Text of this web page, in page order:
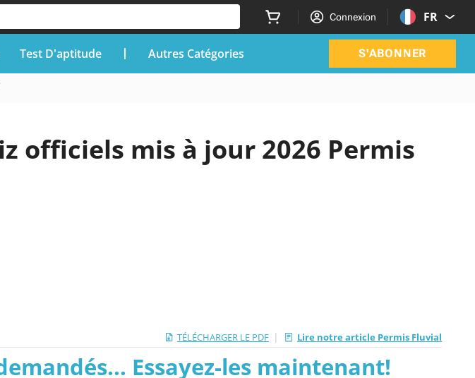
Connexion FR
Test D'aptitude Autres Catégories S'ABONNER
officiels mis à jour 2026 Permis
TÉLÉCHARGER LE PDF | Lire notre article Permis Fluvial
Essayez-les maintenant!